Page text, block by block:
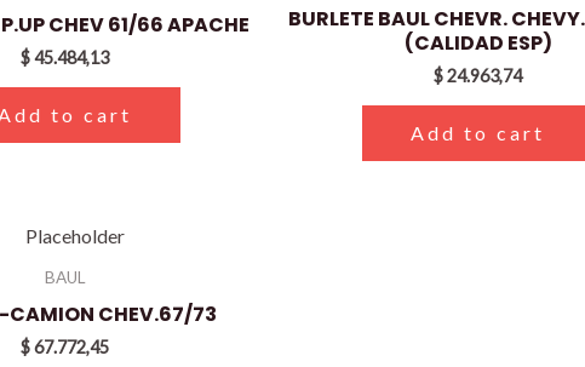
CHEV 61/66 APACHE
$45.484,13
to cart
BURLETE BAUL CHEVR.
(CALIDAD ESP)
$24.963,74
Add to cart
BAUL
CAMION CHEV.67/73
$67.772,45